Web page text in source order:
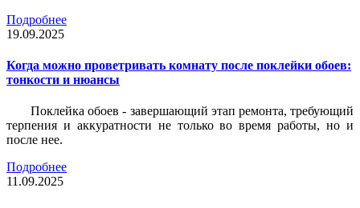
Подробнее
19.09.2025
Когда можно проветривать комнату после поклейки обоев:
тонкости и нюансы
Поклейка обоев - завершающий этап ремонта, требующий
терпения и аккуратности не только во время работы, но и
после нее.
Подробнее
11.09.2025